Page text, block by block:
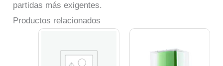
partidas más exigentes.
Productos relacionados